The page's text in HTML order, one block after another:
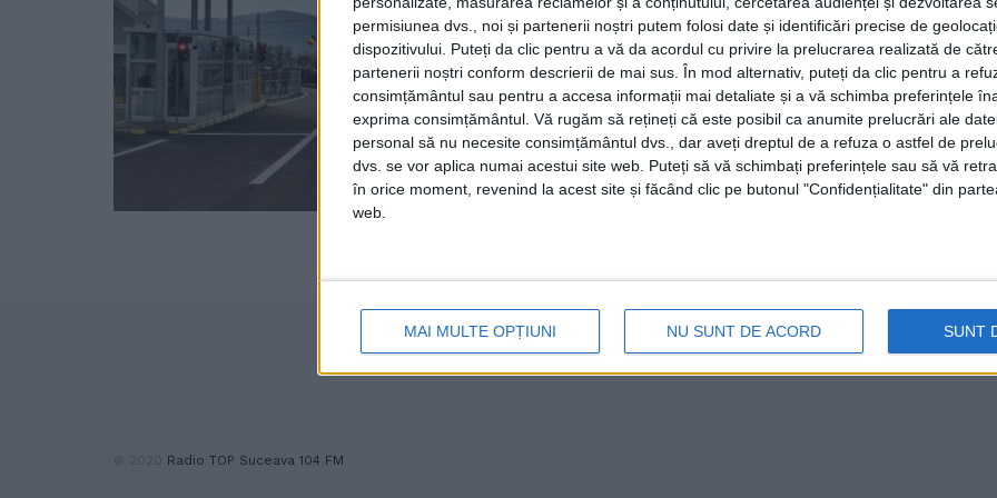
permisiunea dvs., noi și partenerii noștri putem folosi date și identificări precise de
dispozitivului. Puteți da clic pentru a vă da acordul cu privire la prelucrarea realizată de
partenerii noștri conform descrierii de mai sus. În mod alternativ, puteți da clic pentru a
consimțământul sau pentru a accesa informații mai detaliate și a vă schimba preferințele
exprima consimțământul. Vă rugăm să rețineți că este posibil ca anumite prelucrări ale
personal să nu necesite consimțământul dvs., dar aveți dreptul de a refuza o astfel de
dvs. se vor aplica numai acestui site web. Puteți să vă schimbați preferințele sau să vă
în orice moment, revenind la acest site și făcând clic pe butonul "Confidențialitate" din
web.
MAI MULTE OPȚIUNI NU SUNT DE ACORD SUNT
în anii următori infrastructuri
permită și acestei părți
conexiune Est-Vest
3 IUNIE, 2024
Secretarul general adjunct al NATO, Mircea Geoană,
Suceava va continua să se dezvolte într-un ...
Radio TOP Suceava 104 FM